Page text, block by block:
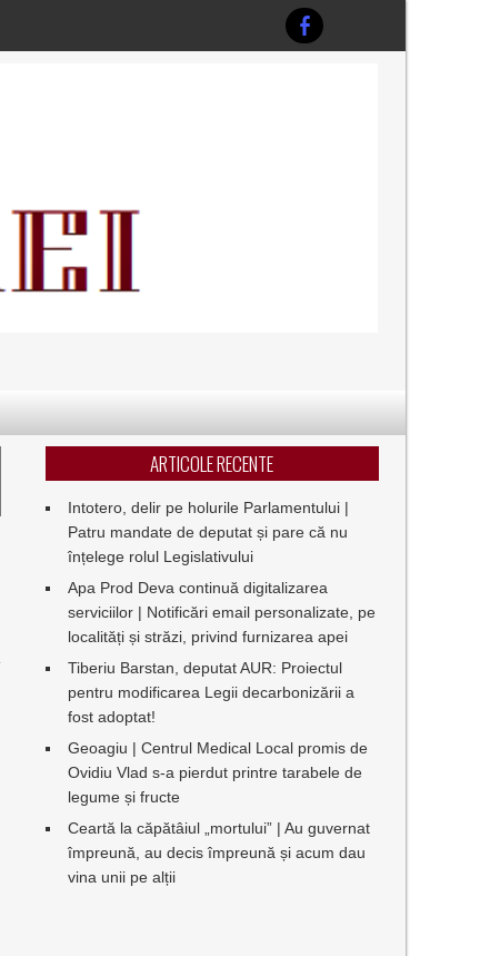
ARTICOLE RECENTE
Intotero, delir pe holurile Parlamentului |
Patru mandate de deputat și pare că nu
înțelege rolul Legislativului
Apa Prod Deva continuă digitalizarea
serviciilor | Notificări email personalizate, pe
localități și străzi, privind furnizarea apei
Tiberiu Barstan, deputat AUR: Proiectul
pentru modificarea Legii decarbonizării a
fost adoptat!
Geoagiu | Centrul Medical Local promis de
Ovidiu Vlad s-a pierdut printre tarabele de
legume și fructe
Ceartă la căpătâiul „mortului” | Au guvernat
împreună, au decis împreună și acum dau
vina unii pe alții